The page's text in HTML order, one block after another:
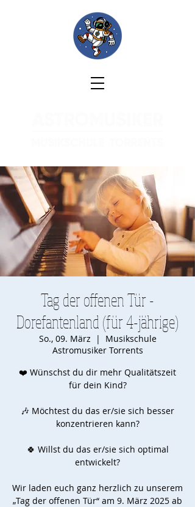
Tag der offenen Tür -
Dorefantenland (für 4-jährige)
So., 09. März
  |
Musikschule
Astromusiker Torrents
❤️ Wünschst du dir mehr Qualitätszeit
für dein Kind?
🎶 Möchtest du das er/sie sich besser
konzentrieren kann?
🍀 Willst du das er/sie sich optimal
entwickelt?
Wir laden euch ganz herzlich zu unserem
„Tag der offenen Tür“ am 9. März 2025 ab